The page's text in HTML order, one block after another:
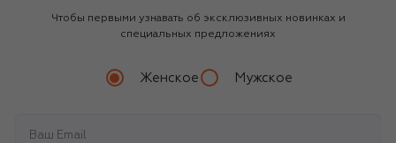
Чтобы первыми узнавать об эксклюзивных новинках и
специальных предложениях
Женское Мужское